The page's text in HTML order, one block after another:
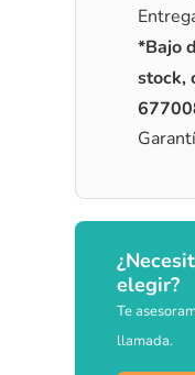
*Bajo
stock,
elegir?
Te
llamada.